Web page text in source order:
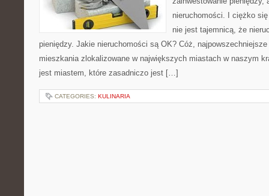
nieruchomości. I ciężko
nie jest tajemnicą, że
pieniędzy. Jakie nieruchomości są OK? Cóż,
mieszkania zlokalizowane w największych miastach w naszym
jest miastem, które zasadniczo jest […]
CATEGORIES: KULINARIA